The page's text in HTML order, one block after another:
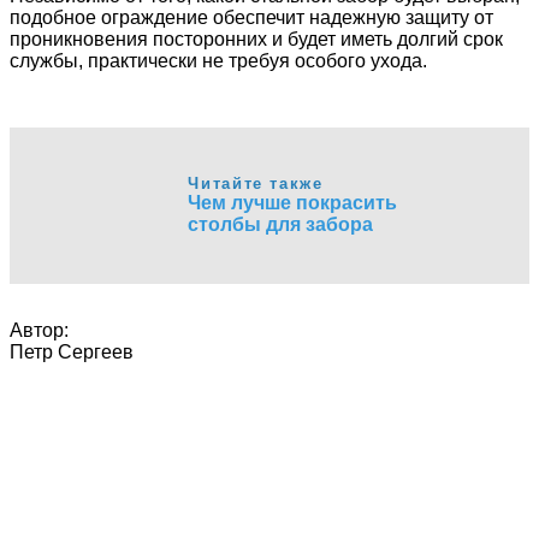
подобное ограждение обеспечит надежную защиту от
проникновения посторонних и будет иметь долгий срок
службы, практически не требуя особого ухода.
Читайте также
Чем лучше покрасить
столбы для забора
Автор:
Петр Сергеев